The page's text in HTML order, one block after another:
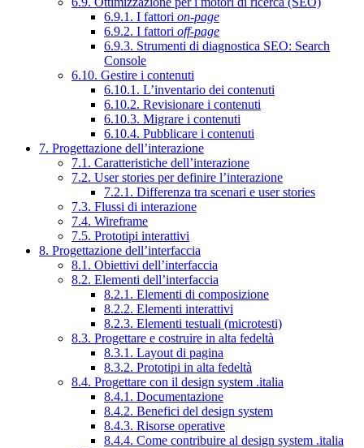
6.9.1. I fattori on-page
6.9.2. I fattori off-page
6.9.3. Strumenti di diagnostica SEO: Search
Console
6.10. Gestire i contenuti
6.10.1. L’inventario dei contenuti
6.10.2. Revisionare i contenuti
6.10.3. Migrare i contenuti
6.10.4. Pubblicare i contenuti
7. Progettazione dell’interazione
7.1. Caratteristiche dell’interazione
7.2. User stories per definire l’interazione
7.2.1. Differenza tra scenari e user stories
7.3. Flussi di interazione
7.4. Wireframe
7.5. Prototipi interattivi
8. Progettazione dell’interfaccia
8.1. Obiettivi dell’interfaccia
8.2. Elementi dell’interfaccia
8.2.1. Elementi di composizione
8.2.2. Elementi interattivi
8.2.3. Elementi testuali (microtesti)
8.3. Progettare e costruire in alta fedeltà
8.3.1. Layout di pagina
8.3.2. Prototipi in alta fedeltà
8.4. Progettare con il design system .italia
8.4.1. Documentazione
8.4.2. Benefici del design system
8.4.3. Risorse operative
8.4.4. Come contribuire al design system .italia